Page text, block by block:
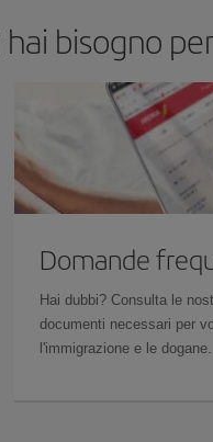
bisogno
Domande
Hai dubbi? Consulta le
documenti necessari per
l'immigrazione e le dogane.